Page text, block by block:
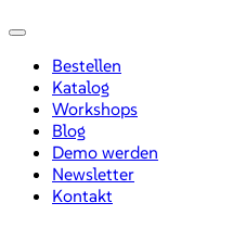
Menü
Bestellen
Katalog
Workshops
Blog
Demo werden
Newsletter
Kontakt